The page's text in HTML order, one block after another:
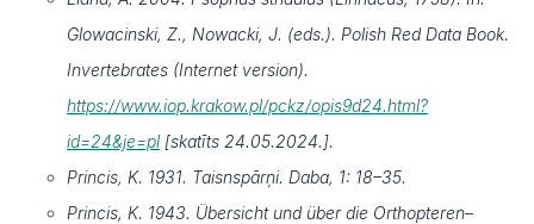
Glowacinski, Z., Nowacki, J. (eds.). Polish Red Data Book.
Invertebrates (Internet version).
https://www.iop.krakow.pl/pckz/opis9d24.html?
id=24&je=pl [skatīts 24.05.2024.].
Princis, K. 1931. Taisnspārņi. Daba, 1: 18–35.
Princis, K. 1943. Übersicht und über die Orthopteren–